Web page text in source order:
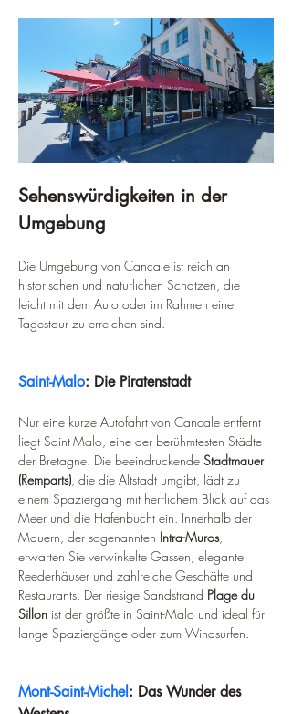
Sehenswürdigkeiten in der
Umgebung
Die Umgebung von Cancale ist reich an
historischen und natürlichen Schätzen, die
leicht mit dem Auto oder im Rahmen einer
Tagestour zu erreichen sind.
Saint-Malo: Die Piratenstadt
Nur eine kurze Autofahrt von Cancale entfernt
liegt Saint-Malo, eine der berühmtesten Städte
der Bretagne. Die beeindruckende Stadtmauer
(Remparts), die die Altstadt umgibt, lädt zu
einem Spaziergang mit herrlichem Blick auf das
Meer und die Hafenbucht ein. Innerhalb der
Mauern, der sogenannten Intra-Muros,
erwarten Sie verwinkelte Gassen, elegante
Reederhäuser und zahlreiche Geschäfte und
Restaurants. Der riesige Sandstrand Plage du
Sillon ist der größte in Saint-Malo und ideal für
lange Spaziergänge oder zum Windsurfen.
Mont-Saint-Michel: Das Wunder des